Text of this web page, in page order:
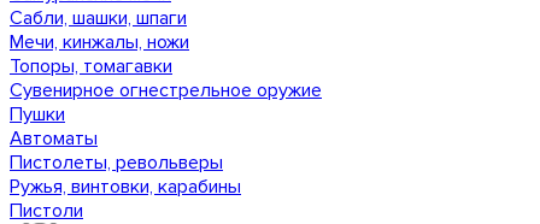
Сабли, шашки, шпаги
Мечи, кинжалы, ножи
Топоры, томагавки
Сувенирное огнестрельное оружие
Пушки
Автоматы
Пистолеты, револьверы
Ружья, винтовки, карабины
Пистоли